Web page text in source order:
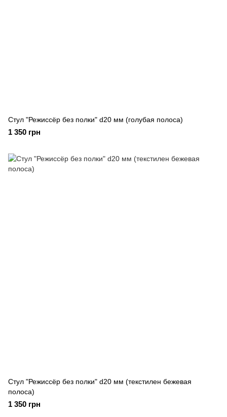
Стул "Режиссёр без полки" d20 мм (голубая полоса)
1 350 грн
Стул "Режиссёр без полки" d20 мм (текстилен бежевая
полоса)
1 350 грн